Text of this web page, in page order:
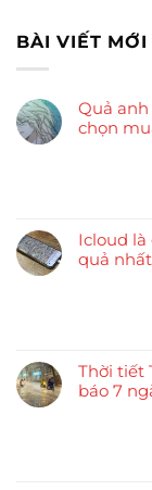
BÀI VIẾT MỚI
Quả
chọn
Icloud là
quả nhất
Thời tiết
báo 7